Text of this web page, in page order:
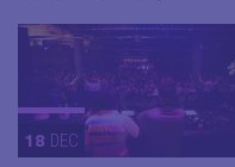
18 DEC